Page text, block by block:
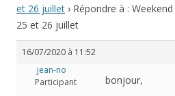
et 26 juillet › Répondre à :
25 et 26 juillet
16/07/2020 à 11:52
jean-no
Participant
bonjour,